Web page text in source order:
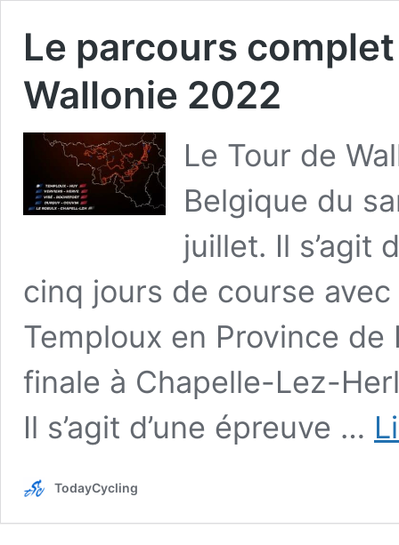
Le parcours
Wallonie 2022
Le Tour de
Belgique du
juillet. Il s’agit
cinq jours de course
Temploux en Province
finale à Chapelle-Lez-
Il s’agit d’une épreuve …
TodayCycling